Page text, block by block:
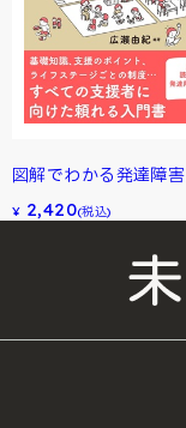
図解でわかる発達障害
¥ 2,420(税込)